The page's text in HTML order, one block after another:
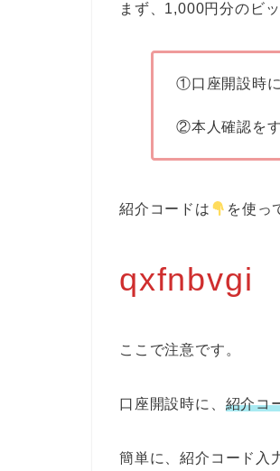
まず、1,000円分のビ
①口座開設時に
②本人確認をす
紹介コードは を使っ
qxfnbvgi
ここで注意です。
口座開設時に、 紹介コ
簡単に、紹介コード入